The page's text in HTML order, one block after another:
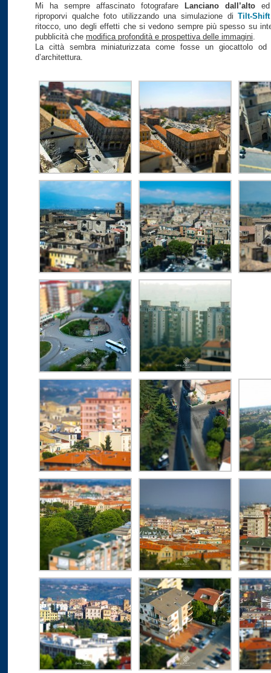
Mi ha sempre affascinato fotografare Lanciano dall’alto
riproporvi qualche foto utilizzando una simulazione diTilt-Shift
ritocco, uno degli effetti che si vedono sempre più spesso su
pubblicità che modifica profondità e prospettiva delle immagini
La città sembra miniaturizzata come fosse un giocattolo od
d’architettura.